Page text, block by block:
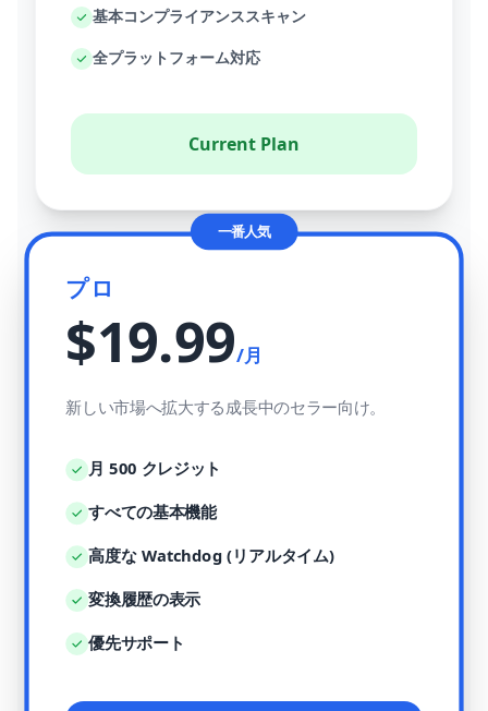
基本コンプライアンススキャン
全プラットフォーム対応
Current Plan
一番人気
プロ
$19.99/月
新しい市場へ拡大する成長中のセラー向け。
月 500 クレジット
すべての基本機能
高度な Watchdog (リアルタイム)
変換履歴の表示
優先サポート